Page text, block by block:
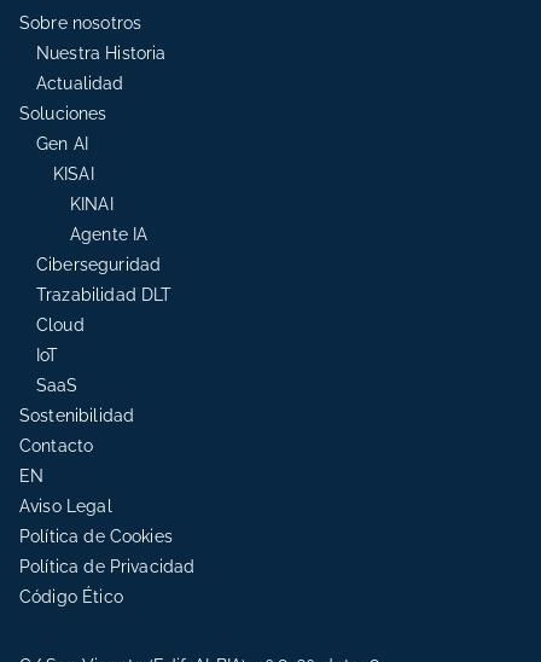
Sobre nosotros
Nuestra Historia
Actualidad
Soluciones
Gen AI
KISAI
KINAI
Agente IA
Ciberseguridad
Trazabilidad DLT
Cloud
IoT
SaaS
Sostenibilidad
Contacto
EN
Aviso Legal
Política de Cookies
Política de Privacidad
Código Ético